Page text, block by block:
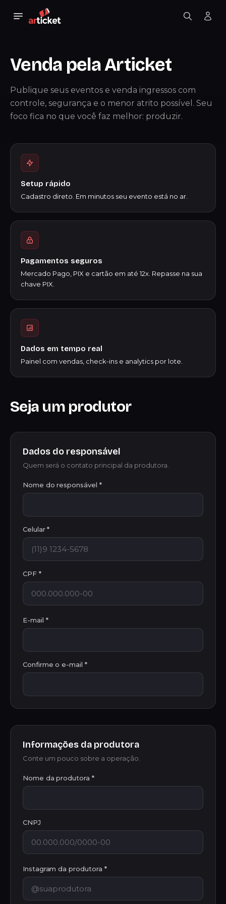
Venda pela Articket
Publique seus eventos e venda ingressos com
controle, segurança e o menor atrito possível. Seu
foco fica no que você faz melhor: produzir.
Setup rápido
Cadastro direto. Em minutos seu evento está no ar.
Pagamentos seguros
Mercado Pago, PIX e cartão em até 12x. Repasse na sua
chave PIX.
Dados em tempo real
Painel com vendas, check-ins e analytics por lote.
Seja um produtor
Dados do responsável
Quem será o contato principal da produtora.
Nome do responsável *
Celular *
CPF *
E-mail *
Confirme o e-mail *
Informações da produtora
Conte um pouco sobre a operação.
Nome da produtora *
CNPJ
Instagram da produtora *